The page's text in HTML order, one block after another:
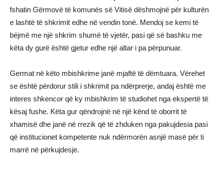
fshatin Gërmovë të komunës së Vitisë dëshmojnë për kulturën
e lashtë të shkrimit edhe në vendin tonë. Mendoj se kemi të
bëjmë me një shkrim shumë të vjetër, pasi që së bashku me
këta dy gurë është gjetur edhe një altar i pa përpunuar.
Germat në këto mbishkrime janë mjaftë të dëmtuara. Vërehet
se është përdorur stili i shkrimit pa ndërprerje, andaj është me
interes shkencor që ky mbishkrim të studiohet nga ekspertë të
kësaj fushe. Këta gur qëndrojnë në një kënd të oborrit të
xhamisë dhe janë në rrezik që të zhduken nga pakujdesia pasi
që institucionet kompetente nuk ndërmorën asnjë masë për ti
marrë në përkujdesje.